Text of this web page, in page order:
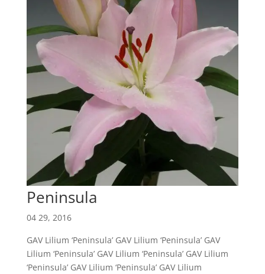
Peninsula
04 29, 2016
GAV Lilium ‘Peninsula’ GAV Lilium ‘Peninsula’ GAV
Lilium ‘Peninsula’ GAV Lilium ‘Peninsula’ GAV Lilium
‘Peninsula’ GAV Lilium ‘Peninsula’ GAV Lilium